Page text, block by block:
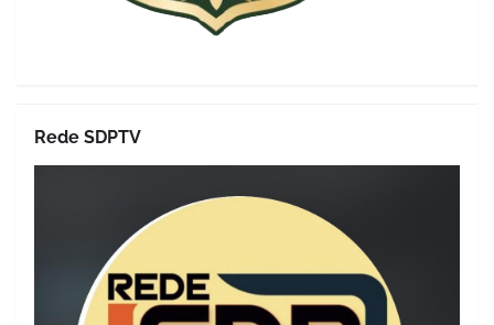
Rede SDPTV